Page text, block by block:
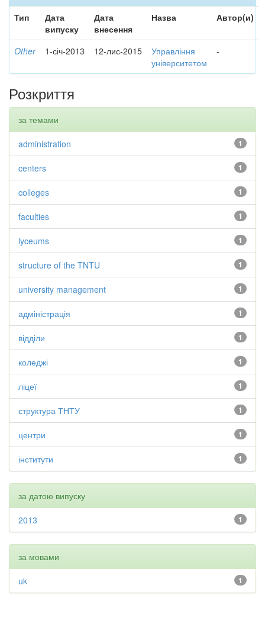
Тип
Дата
випуску
Дата
внесення
Назва Автор(и)
Other 1-січ-2013 12-лис-2015
Управління
університетом
-
Розкриття
за темами
1
administration
1
centers
1
colleges
1
faculties
1
lyceums
1
structure of the TNTU
1
university management
1
адміністрація
1
відділи
1
коледжі
1
ліцеї
1
структура ТНТУ
1
центри
1
інститути
за датою випуску
1
2013
за мовами
1
uk